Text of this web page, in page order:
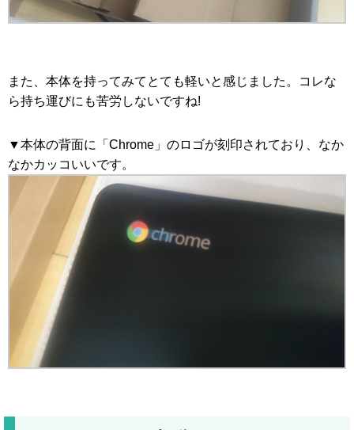
また、本体を持ってみてとても軽いと感じました。コレな
ら持ち運びにも苦労しないですね!
▼本体の背面に「Chrome」のロゴが刻印されており、なか
なかカッコいいです。